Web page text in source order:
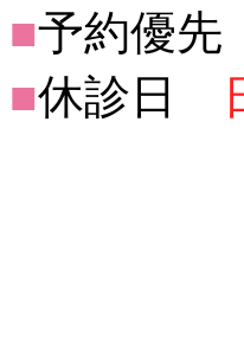
■予約優先
■休診日